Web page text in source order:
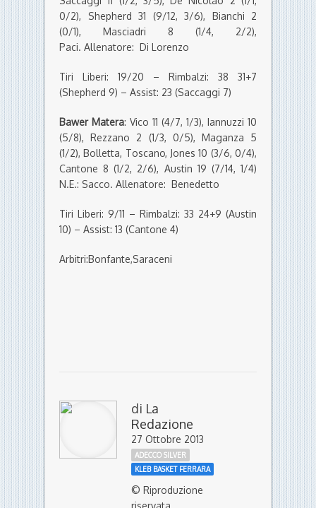
0/2), Shepherd 31 (9/12, 3/6), Bianchi 2
(0/1), Masciadri 8 (1/4, 2/2),
Paci. Allenatore: Di Lorenzo
Tiri Liberi: 19/20 – Rimbalzi: 38 31+7
(Shepherd 9) – Assist: 23 (Saccaggi 7)
Bawer Matera: Vico 11 (4/7, 1/3), Iannuzzi 10
(5/8), Rezzano 2 (1/3, 0/5), Maganza 5
(1/2), Bolletta, Toscano, Jones 10 (3/6, 0/4),
Cantone 8 (1/2, 2/6), Austin 19 (7/14, 1/4)
N.E.: Sacco. Allenatore: Benedetto
Tiri Liberi: 9/11 – Rimbalzi: 33 24+9 (Austin
10) – Assist: 13 (Cantone 4)
Arbitri:Bonfante,Saraceni
di La
Redazione
27 Ottobre 2013
ADECCO SILVER
KLEB BASKET FERRARA
© Riproduzione